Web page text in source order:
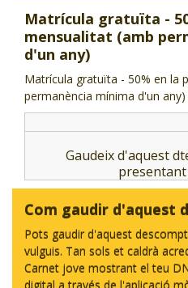
Matrícula gratuïta -
mensualitat (amb
d'un any)
Matrícula gratuïta - 50% en la
permanència mínima d'un any)
Gaudeix d'aquest
Com gaudir d'aquest
Pots gaudir d'aquest
vulguis. Tan sols et caldrà
Carnet jove mostrant el teu